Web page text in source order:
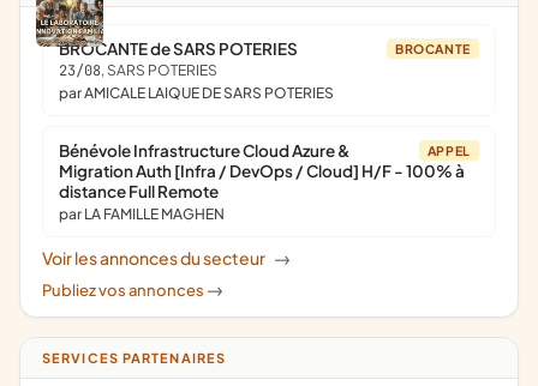
BROCANTE
BROCANTE de SARS POTERIES
23/08, SARS POTERIES
par AMICALE LAIQUE DE SARS POTERIES
APPEL
Bénévole Infrastructure Cloud Azure &
Migration Auth [Infra / DevOps / Cloud] H/F - 100% à
distance Full Remote
par LA FAMILLE MAGHEN
Voir les annonces du secteur ->
Publiez vos annonces ->
SERVICES PARTENAIRES